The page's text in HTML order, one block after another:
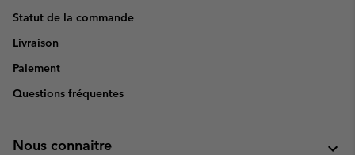
Statut de la commande
Livraison
Paiement
Questions fréquentes
Nous connaitre